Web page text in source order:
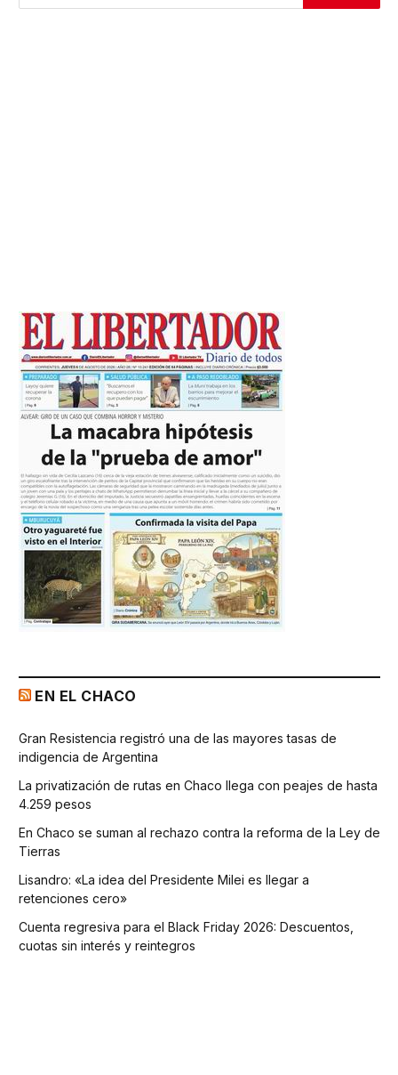
EN EL CHACO
Gran Resistencia registró una de las mayores tasas de
indigencia de Argentina
La privatización de rutas en Chaco llega con peajes de hasta
4.259 pesos
En Chaco se suman al rechazo contra la reforma de la Ley de
Tierras
Lisandro: «La idea del Presidente Milei es llegar a
retenciones cero»
Cuenta regresiva para el Black Friday 2026: Descuentos,
cuotas sin interés y reintegros